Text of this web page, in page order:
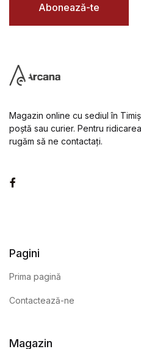
Abonează-te
Magazin online cu sediul în
poștă sau curier. Pentru
rugăm să ne contactați.
Pagini
Prima pagină
Contactează-ne
Magazin